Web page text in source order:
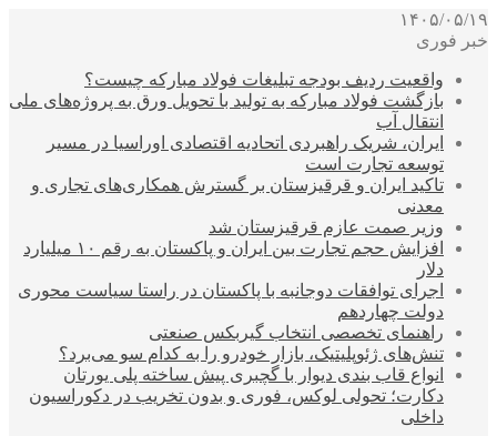
۱۴۰۵/۰۵/۱۹
خبر فوری
واقعیت ردیف بودجه تبلیغات فولاد مبارکه چیست؟
بازگشت فولاد مبارکه به تولید با تحویل ورق به پروژه‌های ملی
انتقال آب
ایران، شریک راهبردی اتحادیه اقتصادی اوراسیا در مسیر
توسعه تجارت است
تاکید ایران و قرقیزستان بر گسترش همکاری‌های تجاری و
معدنی
وزیر صمت عازم قرقیزستان شد
افزایش حجم تجارت بین ایران و پاکستان به رقم ۱۰ میلیارد
دلار
اجرای توافقات دوجانبه با پاکستان در راستا سیاست محوری
دولت چهاردهم
راهنمای تخصصی انتخاب گیربکس صنعتی
تنش‌های ژئوپلیتیک، بازار خودرو را به کدام سو می‌برد؟
انواع قاب بندی دیوار با گچبری پیش ساخته پلی یورتان
دکارت؛ تحولی لوکس، فوری و بدون تخریب در دکوراسیون
داخلی